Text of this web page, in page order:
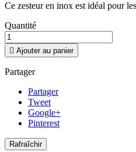
Ce zesteur en inox est idéal pour
Quantité
 Ajouter au panier
Partager
Partager
Tweet
Google+
Pinterest